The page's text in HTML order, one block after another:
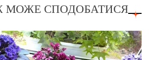
МОЖЕ СПОДОБАТИСЯ